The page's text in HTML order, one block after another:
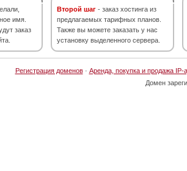
имя.
заказ
Второй шаг - заказ хостинга из
предлагаемых тарифных планов.
Также вы можете заказать у нас
установку выделенного сервера.
Регистрация доменов· Аренда, покупка и продажа IP-
Домен